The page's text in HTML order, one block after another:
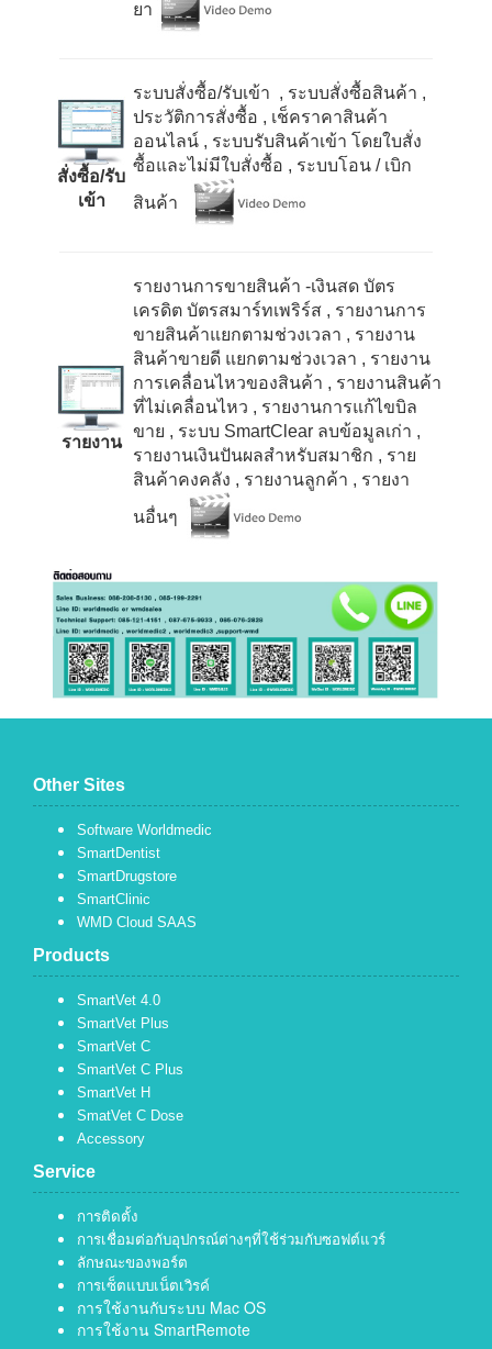
ยา
สั่งซื้อ/รับ
เข้า
ระบบสั่งซื้อ/รับเข้า , ระบบสั่งซื้อสินค้า ,
ประวัติการสั่งซื้อ , เช็คราคาสินค้า
ออนไลน์ , ระบบรับสินค้าเข้า โดยใบสั่ง
ซื้อและไม่มีใบสั่งซื้อ , ระบบโอน / เบิก
สินค้า
รายงาน
รายงานการขายสินค้า -เงินสด บัตร
เครดิต บัตรสมาร์ทเพริร์ส , รายงานการ
ขายสินค้าแยกตามช่วงเวลา , รายงาน
สินค้าขายดี แยกตามช่วงเวลา , รายงาน
การเคลื่อนไหวของสินค้า , รายงานสินค้า
ที่ไม่เคลื่อนไหว , รายงานการแก้ไขบิล
ขาย , ระบบ SmartClear ลบข้อมูลเก่า ,
รายงานเงินปันผลสำหรับสมาชิก , ราย
สินค้าคงคลัง , รายงานลูกค้า , รายงา
นอื่นๆ
Other Sites
Software Worldmedic
SmartDentist
SmartDrugstore
SmartClinic
WMD Cloud SAAS
Products
SmartVet 4.0
SmartVet Plus
SmartVet C
SmartVet C Plus
SmartVet H
SmatVet C Dose
Accessory
Service
การติดตั้ง
การเชื่อมต่อกับอุปกรณ์ต่างๆที่ใช้ร่วมกับซอฟต์แวร์
ลักษณะของพอร์ต
การเซ็ตแบบเน็ตเวิรค์
การใช้งานกับระบบ Mac OS
การใช้งาน SmartRemote